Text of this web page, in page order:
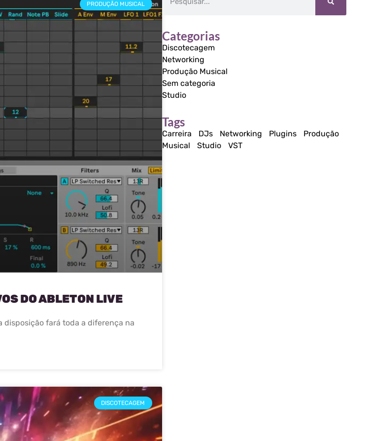
PRODUÇÃO MUSICAL
DO ABLETON LIVE
fará toda a diferença na
DISCOTECAGEM
Categorias
Discotecagem
Networking
Produção Musical
Sem categoria
Studio
Tags
Carreira DJs Networking Plugins
Produção
Musical
Studio VST